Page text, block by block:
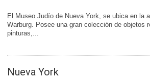
El Museo Judío de Nueva York, se ubica en la
Warburg. Posee una gran colección de objetos
pinturas,...
Nueva York